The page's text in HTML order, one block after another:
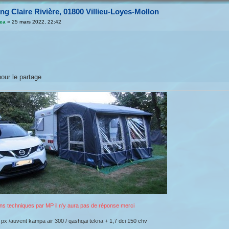
Claire Rivière, 01800 Villieu-Loyes-Mollon
»25 mars 2022, 22:42
le partage
techniques par MP il n'y aura pas de réponse merci
/auvent kampa air 300 / qashqai tekna + 1,7 dci 150 chv